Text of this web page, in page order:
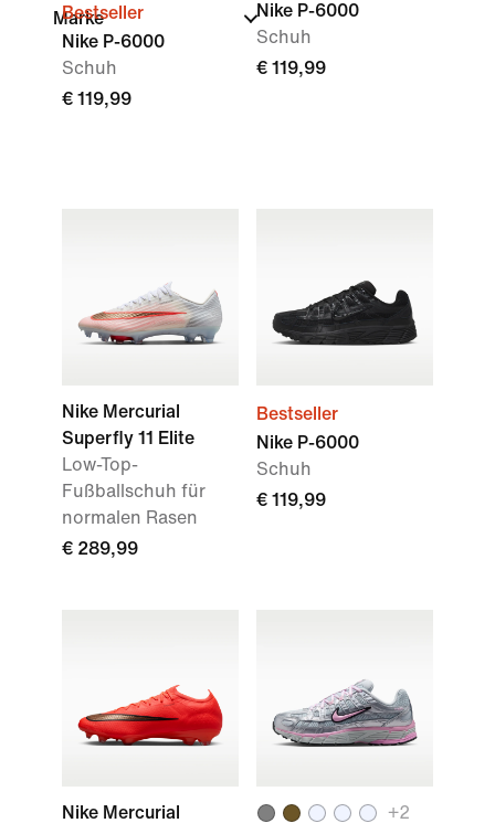
Marke
Bestseller
Nike P-6000
Schuh
€ 119,99
Nike P-6000
Schuh
€ 119,99
Nike Mercurial
Superfly 11 Elite
Low-Top-
Fußballschuh für
normalen Rasen
€ 289,99
Bestseller
Nike P-6000
Schuh
€ 119,99
Nike Mercurial
+2